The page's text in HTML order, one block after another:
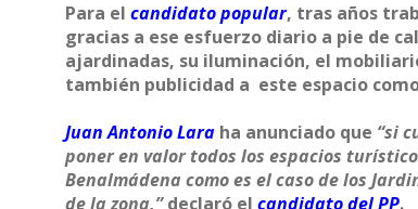
Para el candidato popular, tras años
gracias a ese esfuerzo diario a pie de
ajardinadas, su iluminación, el
también publicidad a este espacio
Juan Antonio Lara ha anunciado que “si
poner en valor todos los espacios
Benalmádena como es el caso de los
de la zona,”declaró el candidato delPP.